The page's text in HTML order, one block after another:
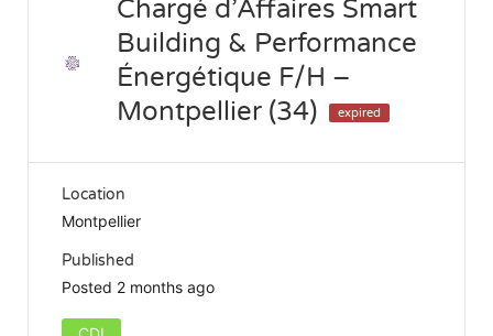
Chargé d’Affaires Smart
Building & Performance
Énergétique F/H –
Montpellier (34)
expired
Location
Montpellier
Published
Posted 2 months ago